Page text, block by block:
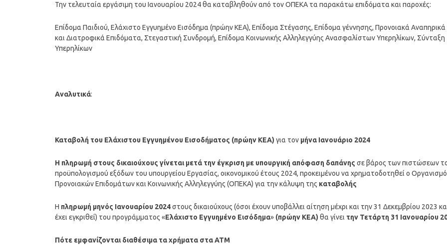
Την τελευταία εργάσιμη του Ιανουαρίου 2024 θα καταβληθούν από τον ΟΠΕΚΑ τα παρακάτω επιδόματα και παροχές:
Επίδομα Παιδιού, Ελάχιστο Εγγυημένο Εισόδημα (πρώην ΚΕΑ), Επίδομα Στέγασης, Επίδομα γέννησης, Προνοιακά Αναπηρικά
και Διατροφικά Επιδόματα, Στεγαστική Συνδρομή, Επίδομα Κοινωνικής Αλληλεγγύης Ανασφαλίστων Υπερηλίκων, Σύνταξη
Υπερηλίκων
Αναλυτικά:
Καταβολή του Ελάχιστου Εγγυημένου Εισοδήματος (πρώην ΚΕΑ) για τον μήνα Ιανουάριο 2024
Η πληρωμή στους δικαιούχους γίνεται μετά την έγκριση με υπουργική απόφαση δαπάνης σε βάρος των πιστώσεων
προϋπολογισμού εξόδων του υπουργείου Εργασίας, οικονομικού έτους 2024, προκειμένου να χρηματοδοτηθεί ο
Προνοιακών Επιδομάτων και Κοινωνικής Αλληλεγγύης (ΟΠΕΚΑ) για την κάλυψη της καταβολής
Η πληρωμή μηνός Ιανουαρίου 2024στους δικαιούχους (όσοι έχουν υποβάλλει αίτηση μέχρι και την 31 Δεκεμβρίου 2023
έχει εγκριθεί) του προγράμματος «Ελάχιστο Εγγυημένο Εισόδημα» (πρώην ΚΕΑ) θα γίνει την Τετάρτη 31 Ιανουαρίου
Πότε εμφανίζονται διαθέσιμα τα χρήματα στα ΑΤΜ